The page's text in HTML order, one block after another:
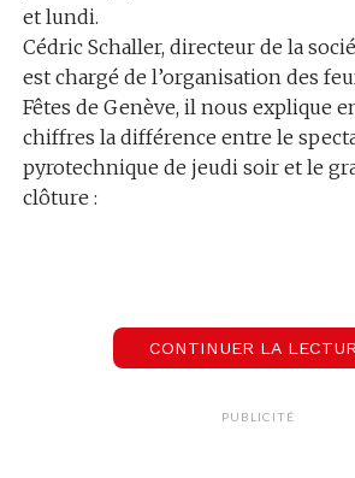
et lundi.
Cédric Schaller, directeur de la
est chargé de l’organisation des
Fêtes de Genève, il nous explique
chiffres la différence entre le
pyrotechnique de jeudi soir et le
clôture :
Cédric Schaller
CONTINUER LA
PUBLICITÉ